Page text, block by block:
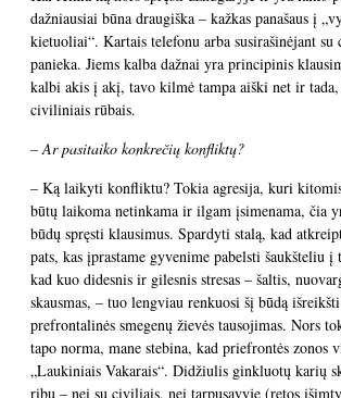
dažniausiai būna draugiška – kažkas panašaus į
kietuoliai“. Kartais telefonu arba susirašinėjant
panieka. Jiems kalba dažnai yra principinis
kalbi akis į akį, tavo kilmė tampa aiški net ir tada,
civiliniais rūbais.
– Ar pasitaiko konkrečių konfliktų?
– Ką laikyti konfliktu? Tokia agresija, kuri
būtų laikoma netinkama ir ilgam įsimenama, čia
būdų spręsti klausimus. Spardyti stalą, kad
pats, kas įprastame gyvenime pabelsti šaukšteliu į
kad kuo didesnis ir gilesnis stresas – šaltis,
skausmas, – tuo lengviau renkuosi šį būdą
prefrontalinės smegenų žievės tausojimas. Nors
tapo norma, mane stebina, kad priefrontės zonos
„Laukiniais Vakarais“. Didžiulis ginkluotų karių
ribų – nei su civiliais, nei tarpusavyje (retos